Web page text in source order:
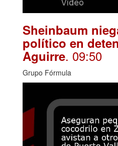
Sheinbaum
político en
Aguirre. 09:50
Grupo Fórmula